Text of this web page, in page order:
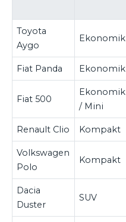
Toyota
Aygo
Ekonomik
Fiat Panda Ekonomik
Fiat 500
Ekonomik
/ Mini
Renault Clio Kompakt
Volkswagen
Polo
Kompakt
Dacia
Duster
SUV